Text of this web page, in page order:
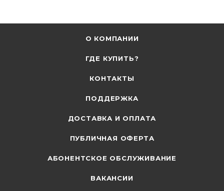
О КОМПАНИИ
ГДЕ КУПИТЬ?
КОНТАКТЫ
ПОДДЕРЖКА
ДОСТАВКА И ОПЛАТА
ПУБЛИЧНАЯ ОФЕРТА
АБОНЕНТСКОЕ ОБСЛУЖИВАНИЕ
ВАКАНСИИ